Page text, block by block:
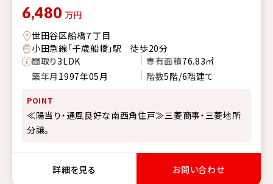
6,480 万円
世田谷区船橋７丁目
小田急線「千歳船橋」駅 徒歩20分
間取り3LDK 専有面積76.83㎡
築年月 1997年05月 階数5階/6階建て
POINT
≪陽当り・通風良好な南西角住戸≫三菱商事・三菱地所
分譲。
詳細を見る お問い合わせ